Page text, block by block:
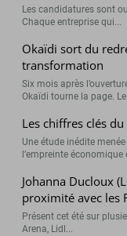
Les candidatures sont
Chaque entreprise qui...
Okaïdi sort du
transformation
Six mois après
Okaïdi tourne la page.
Les chiffres clés
Une étude inédite
l’empreinte économique
Johanna Ducloux
proximité avec les
Présent cet été sur
Arena, Lidl...